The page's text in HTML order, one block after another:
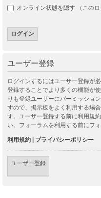
オンライン状態を隠す （この
ユーザー登録
ログインするにはユーザー登録が
登録することでより多くの機能が
りも登録ユーザーにパーミッショ
すので、掲示板をよく利用する場
す。ユーザー登録する前に利用規
い。フォーラムを利用する前にフ
利用規約 | プライバシーポリシー
ユーザー登録